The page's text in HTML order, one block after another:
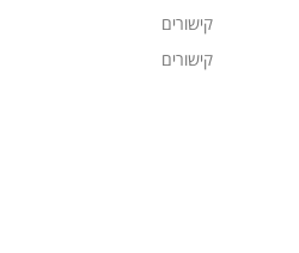
קישורים
קישורים